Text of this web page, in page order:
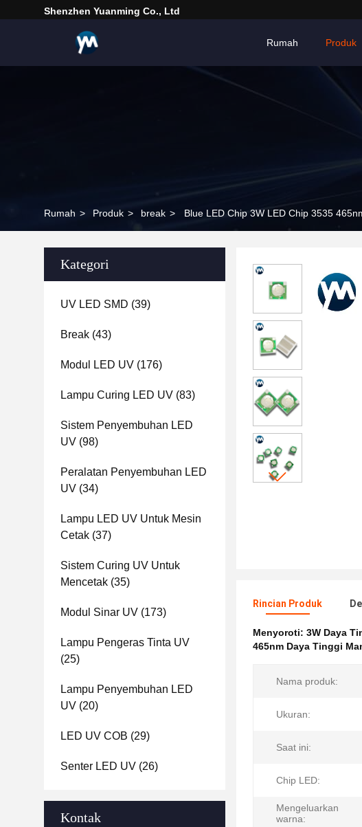
Shenzhen Yuanming Co., Ltd
Rumah Produk
Rumah > Produk > break > Blue LED Chip 3W LED Chip 3535
Kategori
UV LED SMD (39)
Break (43)
Modul LED UV (176)
Lampu Curing LED UV (83)
Sistem Penyembuhan LED
UV (98)
Peralatan Penyembuhan LED
UV (34)
Lampu LED UV Untuk Mesin
Cetak (37)
Sistem Curing UV Untuk
Mencetak (35)
Modul Sinar UV (173)
Lampu Pengeras Tinta UV
(25)
Lampu Penyembuhan LED
UV (20)
LED UV COB (29)
Senter LED UV (26)
Kontak
Rincian Produk
Menyoroti: 3W Daya
465nm Daya Tinggi
Nama produk:
Ukuran:
Saat ini:
Chip LED:
Mengeluarkan
warna: